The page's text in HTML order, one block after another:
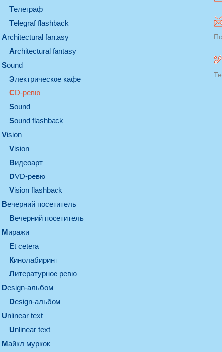
телеграф
Telegraf flashback
architectural fantasy
architectural fantasy
sound
электрическое кафе
CD-ревю
sound
Sound flashback
vision
vision
видеоарт
DVD-ревю
Vision flashback
вечерний посетитель
вечерний посетитель
миражи
et cetera
кинолабиринт
литературное ревю
design-альбом
design-альбом
unlinear text
Unlinear text
майкл муркок